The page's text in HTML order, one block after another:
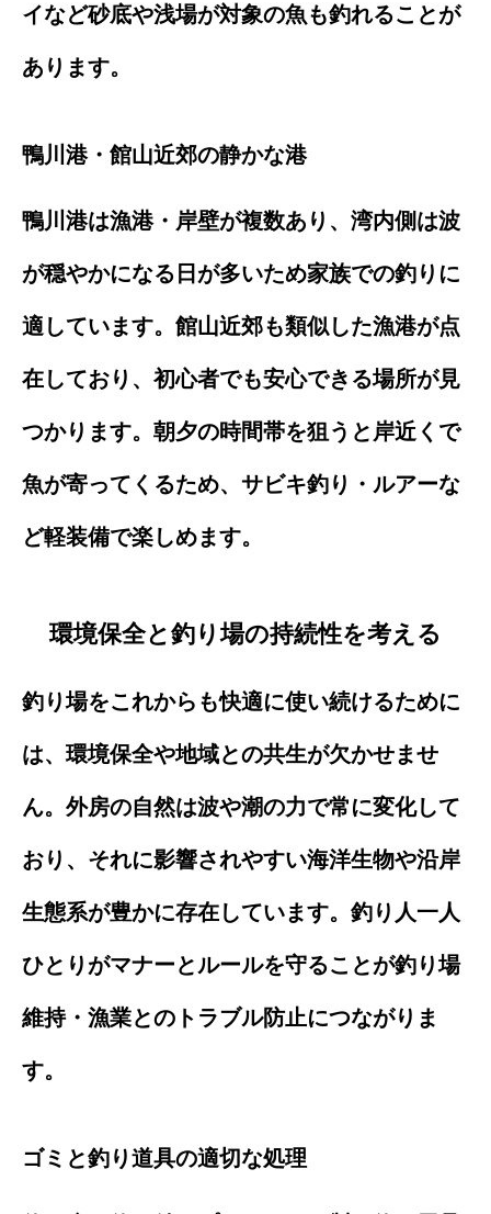
イなど砂底や浅場が対象の魚も釣れることが
あります。
鴨川港・館山近郊の静かな港
鴨川港は漁港・岸壁が複数あり、湾内側は波
が穏やかになる日が多いため家族での釣りに
適しています。館山近郊も類似した漁港が点
在しており、初心者でも安心できる場所が見
つかります。朝夕の時間帯を狙うと岸近くで
魚が寄ってくるため、サビキ釣り・ルアーな
ど軽装備で楽しめます。
環境保全と釣り場の持続性を考える
釣り場をこれからも快適に使い続けるために
は、環境保全や地域との共生が欠かせませ
ん。外房の自然は波や潮の力で常に変化して
おり、それに影響されやすい海洋生物や沿岸
生態系が豊かに存在しています。釣り人一人
ひとりがマナーとルールを守ることが釣り場
維持・漁業とのトラブル防止につながりま
す。
ゴミと釣り道具の適切な処理